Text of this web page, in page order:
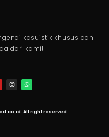
kasuistik khusus dan
dari kami!
All right reserved